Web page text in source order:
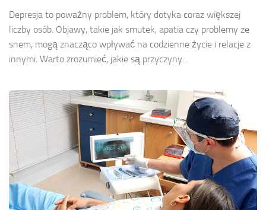
Depresja to poważny problem, który dotyka coraz większej
liczby osób. Objawy, takie jak smutek, apatia czy problemy ze
snem, mogą znacząco wpływać na codzienne życie i relacje z
innymi. Warto zrozumieć, jakie są przyczyny...